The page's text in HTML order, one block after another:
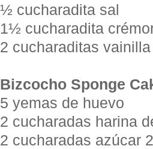
½ cucharadita sal
1½ cucharadita
2 cucharaditas vainilla
Bizcocho Sponge
5 yemas de huevo
2 cucharadas harina
2 cucharadas azúcar